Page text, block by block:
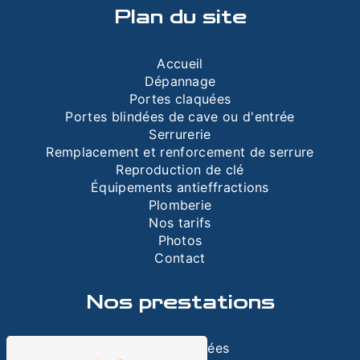
Plan du site
Accueil
Dépannage
Portes claquées
Portes blindées de cave ou d'entrée
Serrurerie
Remplacement et renforcement de serrure
Reproduction de clé
Équipements antieffractions
Plomberie
Nos tarifs
Photos
Contact
Nos prestations
Portes blindées